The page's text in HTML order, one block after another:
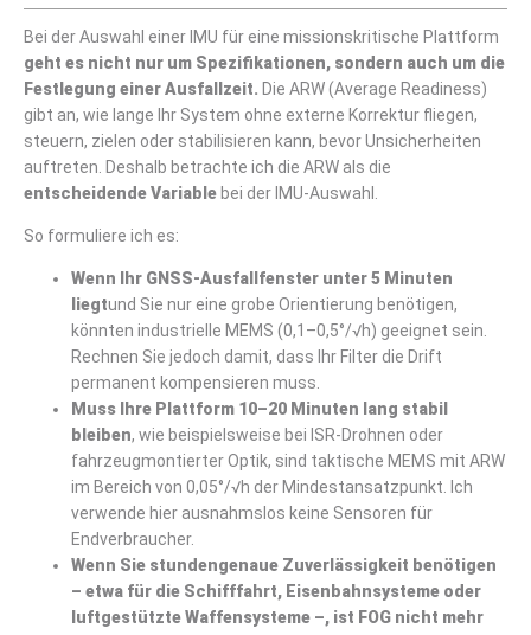
Bei der Auswahl einer IMU für eine missionskritische Plattform
geht es nicht nur um Spezifikationen, sondern auch um die
Festlegung einer Ausfallzeit. Die ARW (Average Readiness)
gibt an, wie lange Ihr System ohne externe Korrektur fliegen,
steuern, zielen oder stabilisieren kann, bevor Unsicherheiten
auftreten. Deshalb betrachte ich die ARW als die
entscheidende Variablebei der IMU-Auswahl.
So formuliere ich es:
Wenn Ihr GNSS-Ausfallfenster unter 5 Minuten
liegtund Sie nur eine grobe Orientierung benötigen,
könnten industrielle MEMS (0,1–0,5°/√h) geeignet sein.
Rechnen Sie jedoch damit, dass Ihr Filter die Drift
permanent kompensieren muss.
Muss Ihre Plattform 10–20 Minuten lang stabil
bleiben, wie beispielsweise bei ISR-Drohnen oder
fahrzeugmontierter Optik, sind taktische MEMS mit ARW
im Bereich von 0,05°/√h der Mindestansatzpunkt. Ich
verwende hier ausnahmslos keine Sensoren für
Endverbraucher.
Wenn Sie stundengenaue Zuverlässigkeit benötigen
– etwa für die Schifffahrt, Eisenbahnsysteme oder
luftgestützte Waffensysteme –, ist FOG nicht mehr